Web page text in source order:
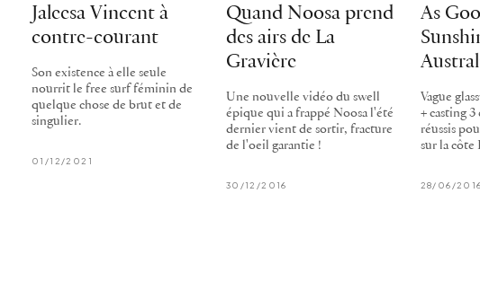
Jaleesa Vincent à
contre-courant
Son existence à elle seule
nourrit le free surf féminin de
quelque chose de brut et de
singulier.
01/12/2021
Quand Noosa prend
des airs de La
Gravière
Une nouvelle vidéo du swell
épique qui a frappé Noosa l'été
dernier vient de sortir, fracture
de l'oeil garantie !
30/12/2016
As
Vague
+ casting
réussis
sur la côte
28/06/2016